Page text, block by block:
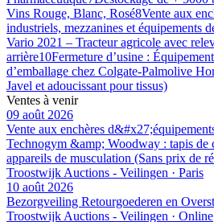
Vins Rouge, Blanc, Rosé8Vente aux
industriels, mezzanines et équipements
Vario 2021 – Tracteur agricole avec
arrière10Fermeture d’usine :
d’emballage chez Colgate-Palmolive
Javel et adoucissant pour tissus)
Ventes à venir
09 août 2026
Vente aux enchères
Technogym &amp; Woodway : tapis de
appareils de musculation (Sans prix de
Troostwijk Auctions - Veilingen · Paris
10 août 2026
Bezorgveiling Retourgoederen en
Troostwijk Auctions - Veilingen · Online